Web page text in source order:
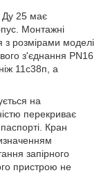
Ду 25 має
Монтажні
з розмірами моделі
з'єднання PN16
11с38п, а
на
перекриває
Кран
запірного
пристрою не